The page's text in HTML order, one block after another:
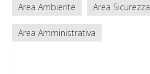
Area Ambiente Area Sicurezza
Area Amministrativa